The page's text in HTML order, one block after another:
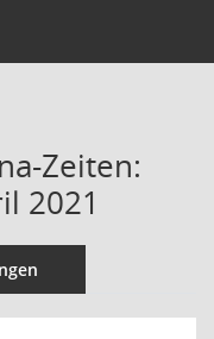
Zeiten:
2021